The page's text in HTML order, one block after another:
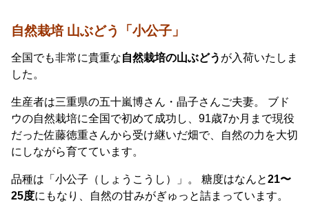
自然栽培 山ぶどう「小公子」
全国でも非常に貴重な自然栽培の山ぶどう が入荷いたしま
した。
生産者は三重県の五十嵐博さん・晶子さんご夫妻。 ブド
ウの自然栽培に全国で初めて成功し、91歳7か月まで現役
だった佐藤徳重さんから受け継いだ畑で、自然の力を大切
にしながら育てています。
品種は「小公子（しょうこうし）」。 糖度はなんと21〜
25度にもなり、自然の甘みがぎゅっと詰まっています。